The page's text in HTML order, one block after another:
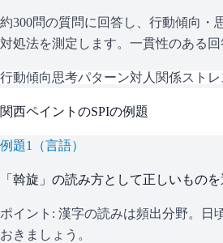
約300問の質問に回答し、行動傾向・
対処法を測定します。一貫性のある回
行動傾向思考パターン対人関係スト
関西ペイント のSPIの例題
例題1 （言語）
「斡旋」の読み方として正しいものを
ポイント: 漢字の読みは頻出分野。日
おきましょう。